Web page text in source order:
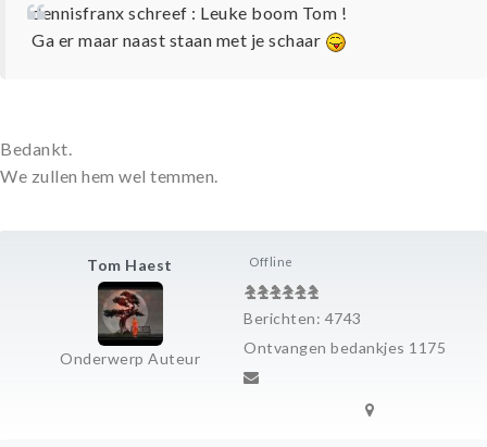
Tom Haest
Onderwerp Auteur
Offline
Berichten: 4743
Ontvangen bedankjes 1175
dennisfranx schreef : Leuke boom Tom !
Ga er maar naast staan met je schaar
Bedankt.
We zullen hem wel temmen.